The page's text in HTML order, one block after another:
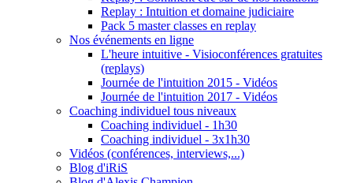
Replay : Intuition et domaine judiciaire
Pack 5 master classes en replay
Nos événements en ligne
L'heure intuitive - Visioconférences gratuites
(replays)
Journée de l'intuition 2015 - Vidéos
Journée de l'intuition 2017 - Vidéos
Coaching individuel tous niveaux
Coaching individuel - 1h30
Coaching individuel - 3x1h30
Vidéos (conférences, interviews,...)
Blog d'iRiS